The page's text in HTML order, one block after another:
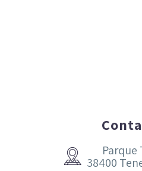


Parque
38400